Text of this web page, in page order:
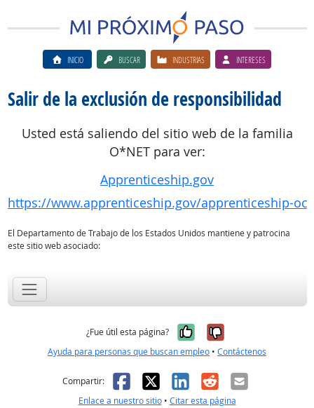
INICIO BUSCAR INDUSTRIAS INTERESES
Salir de la exclusión de responsibilidad
Usted está saliendo del sitio web de la familia
O*NET para ver:
Apprenticeship.gov
https://www.apprenticeship.gov/apprenticeship-
El Departamento de Trabajo de los Estados Unidos mantiene y patrocina
este sitio web asociado:
¿Fue útil esta página? Sí, fue útil
No, no fue
Ayuda para personas que buscan empleo • Contáctenos
Compartir: Facebook
X LinkedIn
RedditCorreo
Enlace a nuestro sitio• Citar esta página